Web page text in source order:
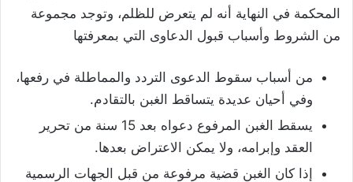
المحكمة في النهاية أنه لم يتعرض للظلم، وتوجد مجموعة
من الشروط وأسباب قبول الدعاوى التي بمعرفتها
من أسباب سقوط الدعوى التردد والمماطلة في رفعها،
وفي أحيان عديدة يتساقط الغبن بالتقادم.
يسقط الغبن المرفوع دعواه بعد 15 سنة من تحرير
العقد وإبرامه، ولا يمكن الاعتراض بعدها.
إذا كان الغبن قضية مرفوعة من قبل الجهات الرسمية